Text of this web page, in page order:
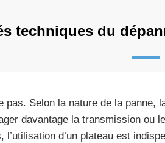
techniques du
pas. Selon la nature de la panne,
davantage la transmission ou
d’un plateau est